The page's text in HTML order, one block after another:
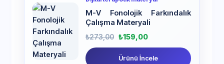
M-V Fonolojik Farkındalık
Çalışma Materyali
₺273,00 ₺159,00
Ürünü İncele